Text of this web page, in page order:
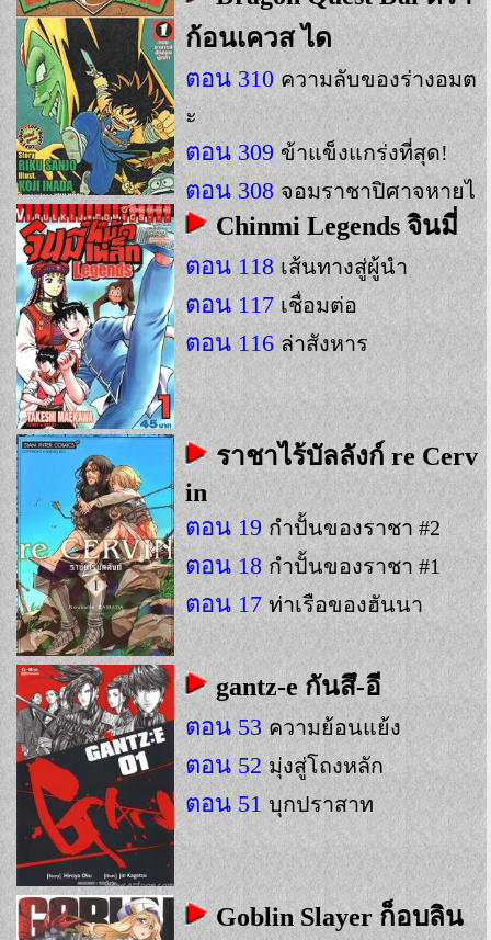
ก้อนเควส ได
ตอน 310 ความลับของร่างอมต
ะ
ตอน 309 ข้าแข็งแกร่งที่สุด!
ตอน 308 จอมราชาปิศาจหายไ
ป...!
Chinmi Legends จินมี่
ตอน 118 เส้นทางสู่ผู้นำ
ตอน 117 เชื่อมต่อ
ตอน 116 ล่าสังหาร
ราชาไร้บัลลังก์ re Cerv
in
ตอน 19 กำปั้นของราชา #2
ตอน 18 กำปั้นของราชา #1
ตอน 17 ท่าเรือของฮันนา
gantz-e กันสึ-อี
ตอน 53 ความย้อนแย้ง
ตอน 52 มุ่งสู่โถงหลัก
ตอน 51 บุกปราสาท
Goblin Slayer ก็อบลิน